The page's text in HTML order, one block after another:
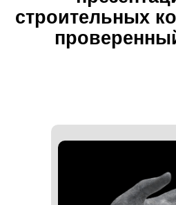
элементы эффективной
презентации, которые